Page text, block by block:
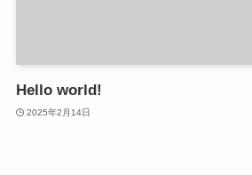
Hello world!
2025年2月14日